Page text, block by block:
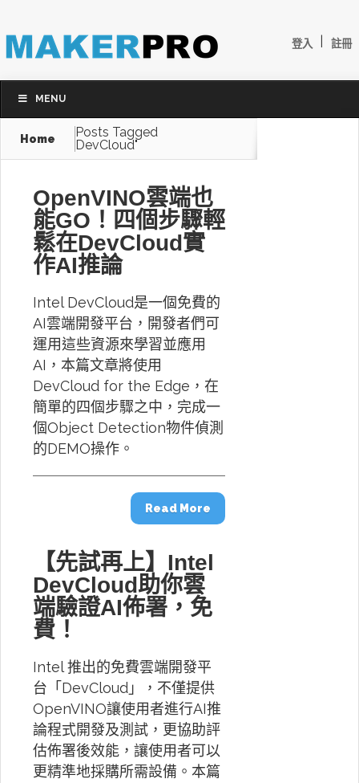
登入 註冊
MENU
Home
Posts Tagged
DevCloud"
OpenVINO雲端也
能GO！四個步驟輕
鬆在DevCloud實
作AI推論
Intel DevCloud是一個免費的
AI雲端開發平台，開發者們可
運用這些資源來學習並應用
AI，本篇文章將使用
DevCloud for the Edge，在
簡單的四個步驟之中，完成一
個Object Detection物件偵測
的DEMO操作。
Read More
【先試再上】Intel
DevCloud助你雲
端驗證AI佈署，免
費！
Intel 推出的免費雲端開發平
台「DevCloud」，不僅提供
OpenVINO讓使用者進行AI推
論程式開發及測試，更協助評
估佈署後效能，讓使用者可以
更精準地採購所需設備。本篇